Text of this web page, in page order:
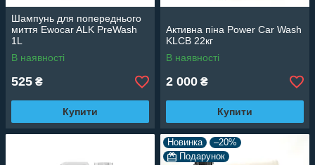
Шампунь для попереднього
миття Ewocar ALK PreWash
1L
В наявності
525 ₴
Купити
Активна піна Power Car Wash
KLCB 22кг
В наявності
2 000 ₴
Купити
Новинка
–20%
Подарунок